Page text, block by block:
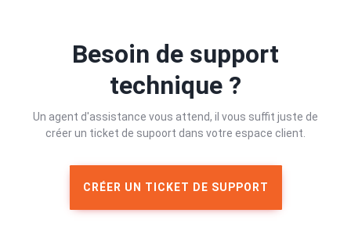
Besoin de support
technique ?
Un agent d'assistance vous attend, il vous suffit juste de
créer un ticket de supoort dans votre espace client.
CRÉER UN TICKET DE SUPPORT